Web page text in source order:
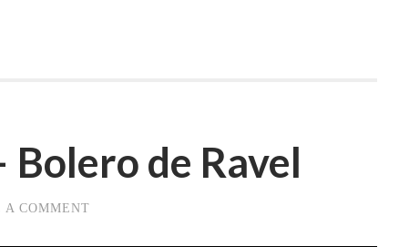
Bolero de Ravel
A COMMENT